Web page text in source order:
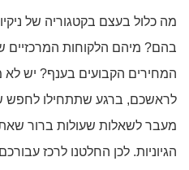
מה כלול בעצם בקטגוריה של
בהם? מיהם הלקוחות המרכזיים
המחירים הקבועים בענף? יש
לראשכם, ברגע שתתחילו לחפש
מעבר לשאלות שעולות ברור
הגיוניות. לכן החלטנו לרכז